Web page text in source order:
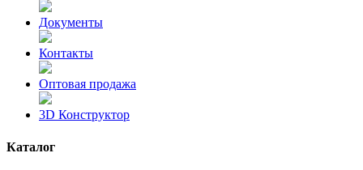
Документы
Контакты
Оптовая продажа
3D Конструктор
Каталог